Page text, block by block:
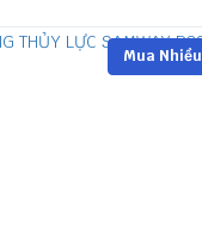
Mua Nhiều